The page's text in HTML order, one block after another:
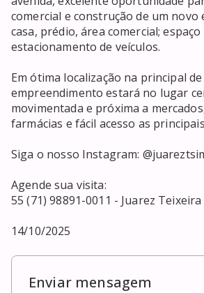
comercial e construção de um novo
casa, prédio, área comercial;
estacionamento de veículos.
Em ótima localização na principal
empreendimento estará no lugar
movimentada e próxima a
farmácias e fácil acesso as
Siga o nosso Instagram:
Agende sua visita:
55 (71) 98891-0011 - Juarez
14/10/2025
Enviar mensagem